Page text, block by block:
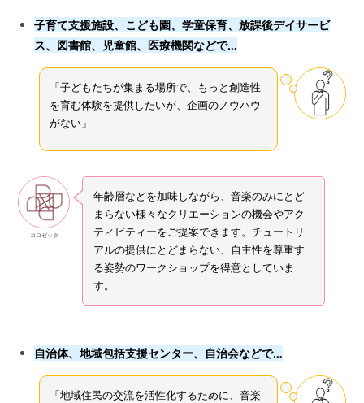
子育て支援施設、こども園、学童保育、放課後デイサービ
ス、図書館、児童館、医療機関などで…
「子どもたちが集まる場所で、もっと創造性
を育む体験を提供したいが、企画のノウハウ
がない」
コロゼッタ
年齢層などを加味しながら、音楽のみにとど
まらない様々なクリエーションの機会やアク
ティビティーをご提案できます。チュートリ
アルの提供にとどまらない、自主性を尊重す
る姿勢のワークショップを得意としていま
す。
自治体、地域包括支援センター、自治会などで…
「地域住民の交流を活性化するために、音楽